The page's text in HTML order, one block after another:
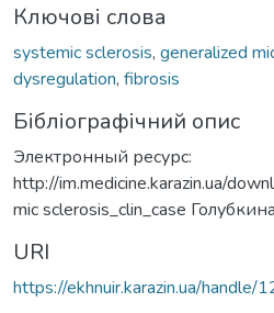
Ключові слова
systemic sclerosis, generalized
dysregulation, fibrosis
Бібліографічний опис
Электронный ресурс:
http://im.medicine.karazin.ua/
mic sclerosis_clin_case
URI
https://ekhnuir.karazin.ua/